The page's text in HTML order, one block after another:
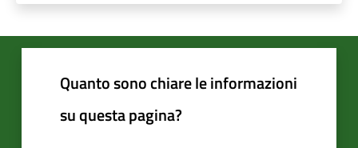
Quanto sono chiare le informazioni
su questa pagina?